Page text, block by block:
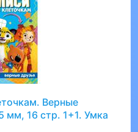
Верные
мм, 16 стр. 1+1. Умка